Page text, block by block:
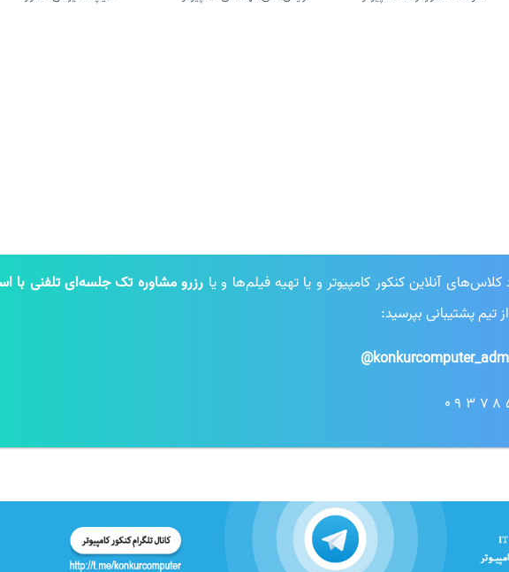
آنلاین کنکور کامپیوتر و یا تهیه فیلم‌ها و یا رزرو مشاوره تک جلسه‌ای تلفنی با
تیم پشتیبانی بپرسید: